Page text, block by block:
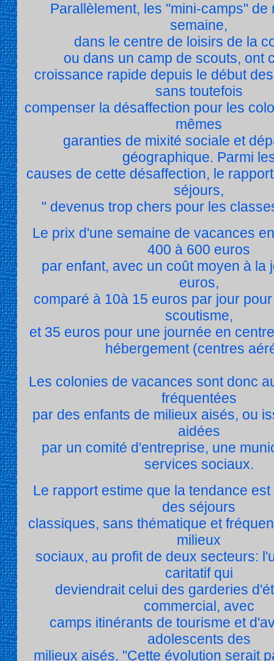
Parallèlement, les "mini-camps" de
semaine,
dans le centre de loisirs de la
ou dans un camp de scouts, ont
croissance rapide depuis le début
sans toutefois
compenser la désaffection pour les
mêmes
garanties de mixité sociale et
géographique. Parmi
causes de cette désaffection, le
séjours,
" devenus trop chers pour les
Le prix d'une semaine de vacances
400 à 600 euros
par enfant, avec un coût moyen à la
euros,
comparé à 10à 15 euros par jour
scoutisme,
et 35 euros pour une journée en
hébergement (centres
Les colonies de vacances sont donc
fréquentées
par des enfants de milieux aisés, ou
aidées
par un comité d'entreprise, une
services sociaux.
Le rapport estime que la tendance
des séjours
classiques, sans thématique et
milieux
sociaux, au profit de deux secteurs:
caritatif qui
deviendrait celui des garderies
commercial, avec
camps itinérants de tourisme et
adolescents des
milieux aisés. "Cette évolution serait